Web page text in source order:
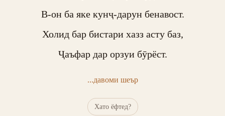
В-он ба яке кунҷ-дарун бенавост.
Холид бар бистари хазз асту баз,
Ҷаъфар дар орзуи бӯрёст.
...давоми шеър
Хато ёфтед?